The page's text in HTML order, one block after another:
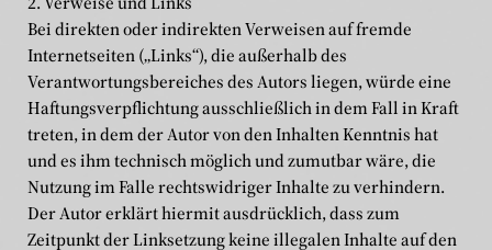
Brand Management
Visual Diary
Bei direkten oder indirekten Verweisen auf fremde
Internetseiten („Links“), die außerhalb des
Verantwortungsbereiches des Autors liegen, würde eine
Haftungsverpflichtung ausschließlich in dem Fall in Kraft
treten, in dem der Autor von den Inhalten Kenntnis hat
und es ihm technisch möglich und zumutbar wäre, die
Nutzung im Falle rechtswidriger Inhalte zu verhindern.
Der Autor erklärt hiermit ausdrücklich, dass zum
Zeitpunkt der Linksetzung keine illegalen Inhalte auf den